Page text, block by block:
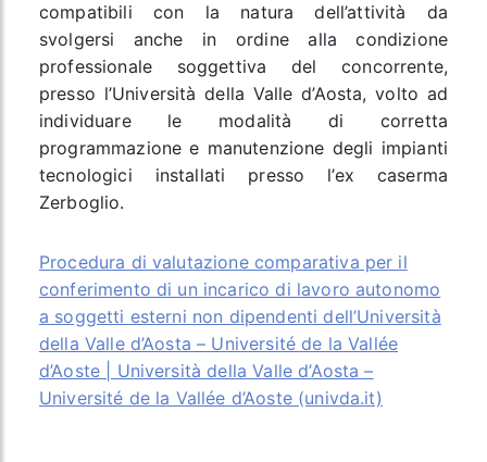
compatibili con la natura dell’attività da
svolgersi anche in ordine alla condizione
professionale soggettiva del concorrente,
presso l’Università della Valle d’Aosta, volto ad
individuare le modalità di corretta
programmazione e manutenzione degli impianti
tecnologici installati presso l’ex caserma
Zerboglio.
Procedura di valutazione comparativa per il
conferimento di un incarico di lavoro autonomo
a soggetti esterni non dipendenti dell’Università
della Valle d’Aosta – Université de la Vallée
d’Aoste | Università della Valle d’Aosta –
Université de la Vallée d’Aoste (univda.it)